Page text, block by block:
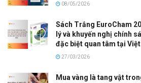
08/05/2026
Sách Trắng EuroCham
lý và khuyến nghị chính
đặc biệt quan tâm tại
27/03/2026
Mua vàng là tang vật